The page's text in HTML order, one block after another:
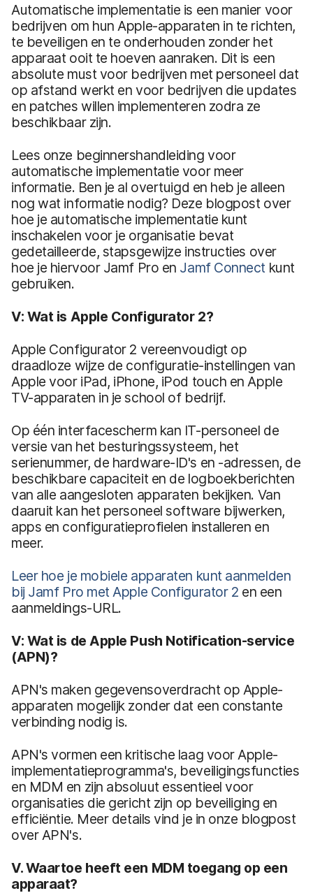
Automatische implementatie is een manier voor
bedrijven om hun Apple-apparaten in te richten,
te beveiligen en te onderhouden zonder het
apparaat ooit te hoeven aanraken. Dit is een
absolute must voor bedrijven met personeel dat
op afstand werkt en voor bedrijven die updates
en patches willen implementeren zodra ze
beschikbaar zijn.
Lees onze beginnershandleiding voor
automatische implementatie voor meer
informatie. Ben je al overtuigd en heb je alleen
nog wat informatie nodig? Deze blogpost over
hoe je automatische implementatie kunt
inschakelen voor je organisatie bevat
gedetailleerde, stapsgewijze instructies over
hoe je hiervoor Jamf Pro en Jamf Connect kunt
gebruiken.
V: Wat is Apple Configurator 2?
Apple Configurator 2 vereenvoudigt op
draadloze wijze de configuratie-instellingen van
Apple voor iPad, iPhone, iPod touch en Apple
TV-apparaten in je school of bedrijf.
Op één interfacescherm kan IT-personeel de
versie van het besturingssysteem, het
serienummer, de hardware-ID's en -adressen, de
beschikbare capaciteit en de logboekberichten
van alle aangesloten apparaten bekijken. Van
daaruit kan het personeel software bijwerken,
apps en configuratieprofielen installeren en
meer.
Leer hoe je mobiele apparaten kunt aanmelden
bij Jamf Pro met Apple Configurator 2 en een
aanmeldings-URL.
V: Wat is de Apple Push Notification-service
(APN)?
APN's maken gegevensoverdracht op Apple-
apparaten mogelijk zonder dat een constante
verbinding nodig is.
APN's vormen een kritische laag voor Apple-
implementatieprogramma's, beveiligingsfuncties
en MDM en zijn absoluut essentieel voor
organisaties die gericht zijn op beveiliging en
efficiëntie. Meer details vind je in onze blogpost
over APN's.
V. Waartoe heeft een MDM toegang op een
apparaat?